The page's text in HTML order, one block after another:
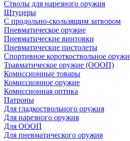
Стволы для нарезного оружия
Штуцеры
С продольно-скользящим затвором
Пневматическое оружие
Пневматические винтовки
Пневматические пистолеты
Спортивное короткоствольное
Травматическое оружие (ОООП)
Комиссионные товары
Комиссионное оружие
Комиссионная оптика
Патроны
Для гладкоствольного оружия
Для нарезного оружия
Для ОООП
Для пневматического оружия